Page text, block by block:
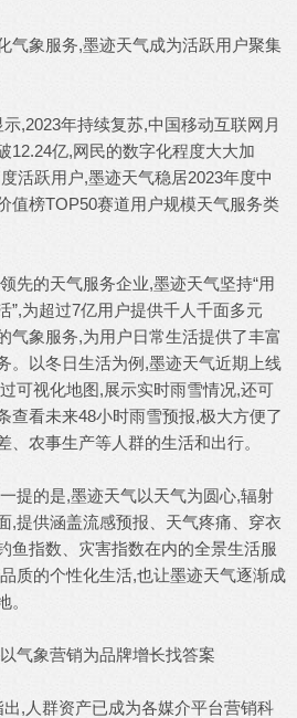
气象服务,墨迹天气成为活跃用户聚集
,2023年持续复苏,中国移动互联网月
12.24亿,网民的数字化程度大大加
活跃用户,墨迹天气稳居2023年度中
值榜TOP50赛道用户规模天气服务类
先的天气服务企业,墨迹天气坚持“用
”,为超过7亿用户提供千人千面多元
气象服务,为用户日常生活提供了丰富
。以冬日生活为例,墨迹天气近期上线
可视化地图,展示实时雨雪情况,还可
查看未来48小时雨雪预报,极大方便了
、农事生产等人群的生活和出行。
提的是,墨迹天气以天气为圆心,辐射
,提供涵盖流感预报、天气疼痛、穿衣
鱼指数、灾害指数在内的全景生活服
质的个性化生活,也让墨迹天气逐渐成
。
气象营销为品牌增长找答案
,人群资产已成为各媒介平台营销科